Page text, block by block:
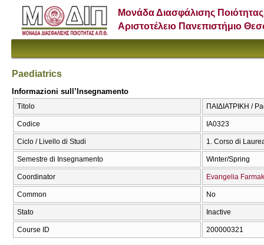
Μονάδα Διασφάλισης Ποιότητας
Αριστοτέλειο Πανεπιστήμιο
Paediatrics
Informazioni sull’Insegnamento
Titolo ΠΑΙΔΙΑΤΡΙΚΗ /
Codice ΙΑ0323
Ciclo / Livello di Studi 1. Corso di
Semestre di Insegnamento Winter/Spring
Coordinator Evangelia
Common No
Stato Inactive
Course ID 200000321